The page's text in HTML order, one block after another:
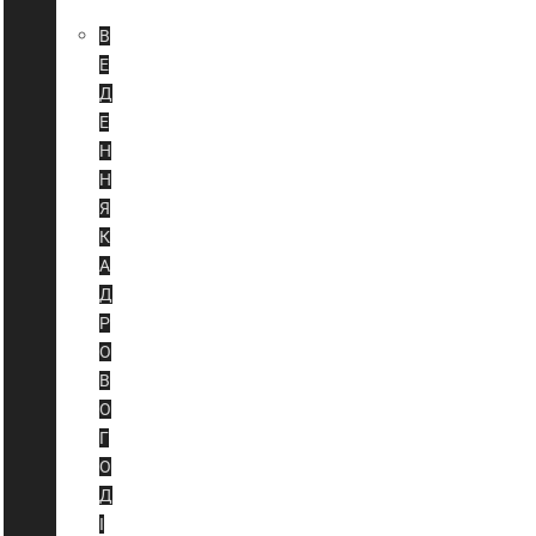
В
Е
Д
Е
Н
Н
Я
К
А
Д
Р
О
В
О
Г
О
Д
І